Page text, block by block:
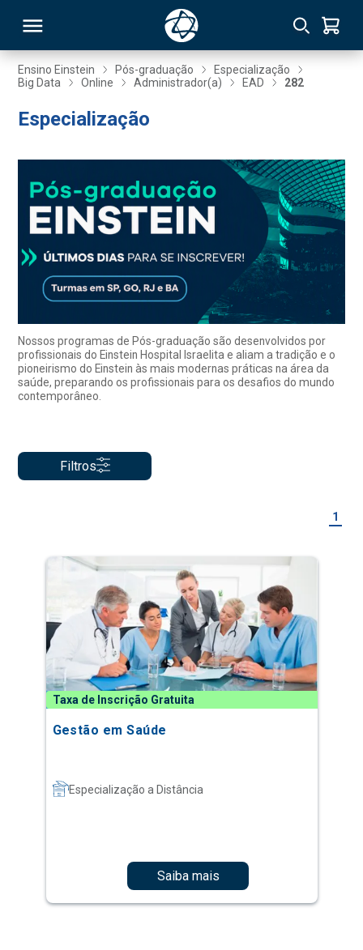
Ensino Einstein Pós-graduação
Especialização
Big Data
Online Administrador(a) EAD 282
Especialização
Nossos programas de Pós-graduação são desenvolvidos por
profissionais do Einstein Hospital Israelita e aliam a tradição e o
pioneirismo do Einstein às mais modernas práticas na área da
saúde, preparando os profissionais para os desafios do mundo
contemporâneo.
Filtros
1
Taxa de Inscrição Gratuita
Gestão em Saúde
Especialização a Distância
Saiba mais